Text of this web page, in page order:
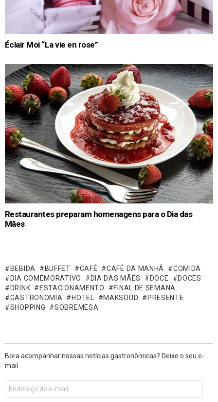
Éclair Moi “La vie en rose”
Restaurantes preparam homenagens para o Dia das
Mães
BEBIDA BUFFET CAFÉ CAFÉ DA MANHÃ
COMIDA
DIA COMEMORATIVO
DIA DAS MÃES DOCE
DOCES
DRINK
ESTACIONAMENTO
FINAL DE SEMANA
GASTRONOMIA
HOTEL MAKSOUD
PRESENTE
SHOPPING
SOBREMESA
Bora acompanhar nossas notícias gastronômicas? Deixe o seu e-
mail